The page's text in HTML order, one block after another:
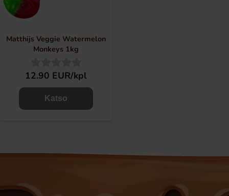
Matthijs Veggie Watermelon
Monkeys 1kg
12.90 EUR/kpl
Katso